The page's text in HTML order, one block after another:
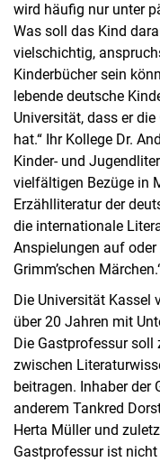
wird häufig nur unter
Was soll das Kind
vielschichtig,
Kinderbücher sein
lebende deutsche
Universität, dass er
hat.“ Ihr Kollege Dr.
Kinder- und
vielfältigen Bezüge in
Erzählliteratur der
die internationale
Anspielungen auf
Grimmʼschen
Die Universität Kassel
über 20 Jahren mit
Die Gastprofessur soll
zwischen
beitragen. Inhaber der
anderem Tankred
Herta Müller und
Gastprofessur ist